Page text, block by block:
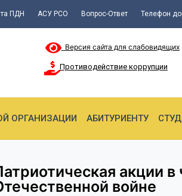
ПДН АСУ РСО Вопрос-Ответ Телефон
Версия сайта для слабовидящих
Противодействие коррупции
ОРГАНИЗАЦИИ АБИТУРИЕНТУ
акции
войне